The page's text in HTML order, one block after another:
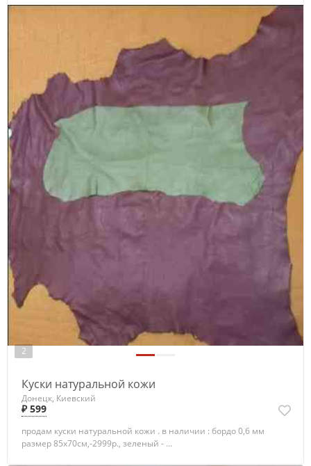
2
Куски натуральной кожи
Донецк, Киевский
₽ 599
продам куски натуральной кожи . в наличии : бордо 0,6 мм
размер 85х70см,-2999р., зеленый - ...